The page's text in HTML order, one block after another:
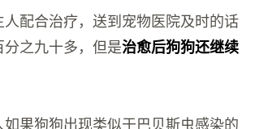
配合治疗，送到宠物医院及时的话
之九十多，但是治愈后狗狗还继续
果狗狗出现类似于巴贝斯虫感染的